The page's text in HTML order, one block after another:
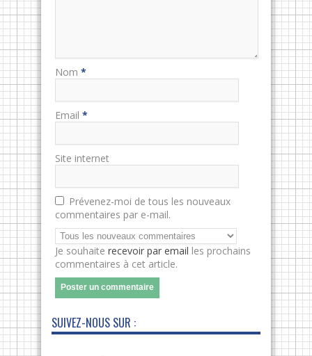
Nom *
Email *
Site internet
Prévenez-moi de tous les nouveaux
commentaires par e-mail.
Je souhaite recevoir par email les prochains
commentaires à cet article.
SUIVEZ-NOUS SUR :